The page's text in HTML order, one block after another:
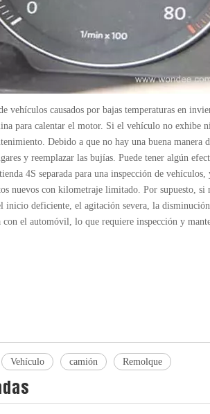
vehículos causados ​​por bajas temperaturas en
para calentar el motor. Si el vehículo no exhibe
Debido a que no hay una buena
y reemplazar las bujías. Puede tener algún
4S separada para una inspección de
nuevos con kilometraje limitado. Por supuesto,
inicio deficiente, el agitación severa, la
con el automóvil, lo que requiere inspección y
Vehículo camión Remolque